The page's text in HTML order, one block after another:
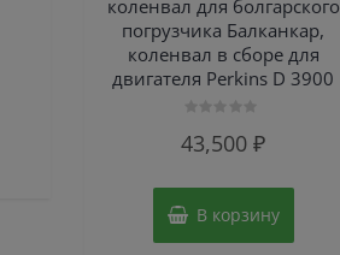
коленвал для болгарского
погрузчика Балканкар,
коленвал в сборе для
двигателя Perkins D 3900
0
43,500₽
В корзину